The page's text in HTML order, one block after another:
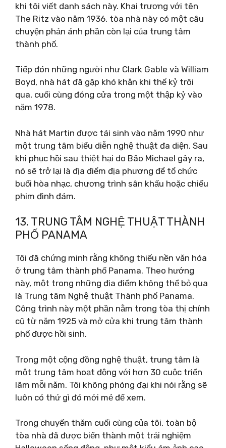
khi tôi viết danh sách này. Khai trương với tên
The Ritz vào năm 1936, tòa nhà này có một câu
chuyện phản ánh phần còn lại của trung tâm
thành phố.
Tiếp đón những người như Clark Gable và William
Boyd, nhà hát đã gặp khó khăn khi thế kỷ trôi
qua, cuối cùng đóng cửa trong một thập kỷ vào
năm 1978.
Nhà hát Martin được tái sinh vào năm 1990 như
một trung tâm biểu diễn nghệ thuật đa diện. Sau
khi phục hồi sau thiệt hại do Bão Michael gây ra,
nó sẽ trở lại là địa điểm địa phương để tổ chức
buổi hòa nhạc, chương trình sân khấu hoặc chiếu
phim đình đám.
13. TRUNG TÂM NGHỆ THUẬT THÀNH
PHỐ PANAMA
Tôi đã chứng minh rằng không thiếu nền văn hóa
ở trung tâm thành phố Panama. Theo hướng
này, một trong những địa điểm không thể bỏ qua
là Trung tâm Nghệ thuật Thành phố Panama.
Công trình này một phần nằm trong tòa thị chính
cũ từ năm 1925 và mở cửa khi trung tâm thành
phố được hồi sinh.
Trong một cộng đồng nghệ thuật, trung tâm là
một trung tâm hoạt động với hơn 30 cuộc triển
lãm mỗi năm. Tôi không phóng đại khi nói rằng sẽ
luôn có thứ gì đó mới mẻ để xem.
Trong chuyến thăm cuối cùng của tôi, toàn bộ
tòa nhà đã được biến thành một trải nghiệm